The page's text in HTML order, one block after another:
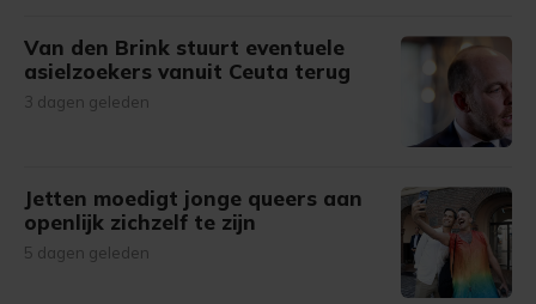
Van den Brink stuurt eventuele
asielzoekers vanuit Ceuta terug
3 dagen geleden
Jetten moedigt jonge queers aan
openlijk zichzelf te zijn
5 dagen geleden